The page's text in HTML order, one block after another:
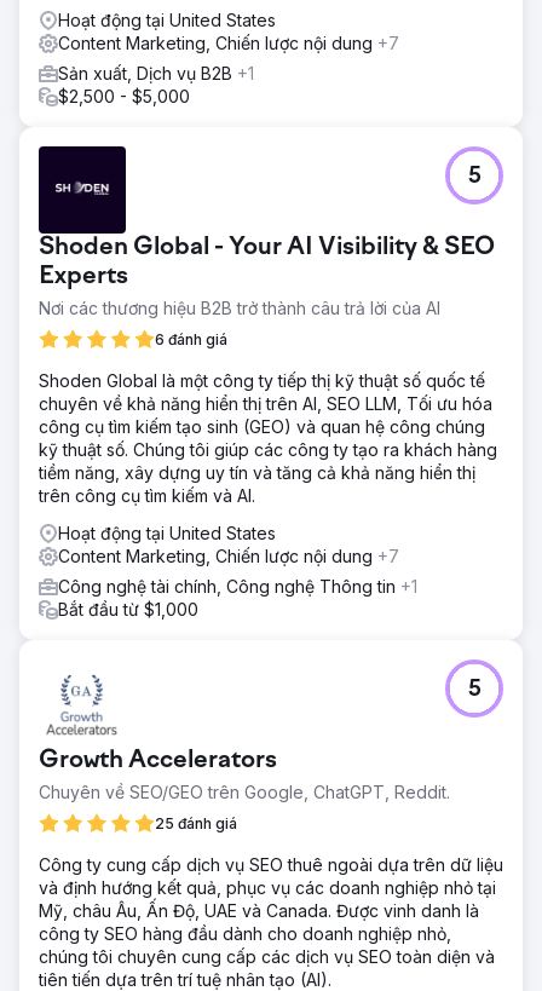
Hoạt động tại United States
Content Marketing, Chiến lược nội dung +7
Sản xuất, Dịch vụ B2B +1
$2,500 - $5,000
Shoden Global - Your AI Visibility & SEO
Experts
Nơi các thương hiệu B2B trở thành câu trả lời của AI
6 đánh giá
5
Shoden Global là một công ty tiếp thị kỹ thuật số quốc tế
chuyên về khả năng hiển thị trên AI, SEO LLM, Tối ưu hóa
công cụ tìm kiếm tạo sinh (GEO) và quan hệ công chúng
kỹ thuật số. Chúng tôi giúp các công ty tạo ra khách hàng
tiềm năng, xây dựng uy tín và tăng cả khả năng hiển thị
trên công cụ tìm kiếm và AI.
Hoạt động tại United States
Content Marketing, Chiến lược nội dung +7
Công nghệ tài chính, Công nghệ Thông tin +1
Bắt đầu từ $1,000
Growth Accelerators
Chuyên về SEO/GEO trên Google, ChatGPT, Reddit.
25 đánh giá
5
Công ty cung cấp dịch vụ SEO thuê ngoài dựa trên dữ liệu
và định hướng kết quả, phục vụ các doanh nghiệp nhỏ tại
Mỹ, châu Âu, Ấn Độ, UAE và Canada. Được vinh danh là
công ty SEO hàng đầu dành cho doanh nghiệp nhỏ,
chúng tôi chuyên cung cấp các dịch vụ SEO toàn diện và
tiên tiến dựa trên trí tuệ nhân tạo (AI).